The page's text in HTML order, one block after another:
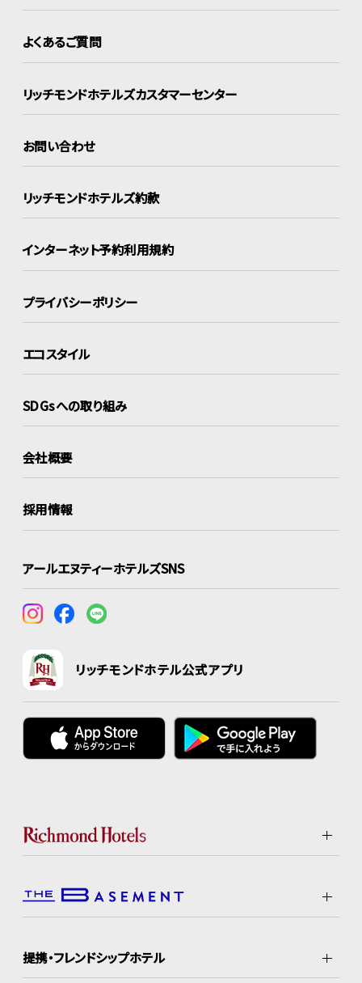
よくあるご質問
リッチモンドホテルズカスタマーセンター
お問い合わせ
リッチモンドホテルズ約款
インターネット予約利用規約
プライバシーポリシー
エコスタイル
SDGsへの取り組み
会社概要
採用情報
アールエヌティーホテルズSNS
リッチモンドホテル公式アプリ
提携・フレンドシップホテル